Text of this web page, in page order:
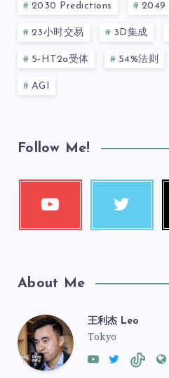
2030 Predictions 2049
23小时交易 3D集成
5-HT2a受体 54%法则
AGI
Follow Me!
About Me
王利杰 Leo
Tokyo